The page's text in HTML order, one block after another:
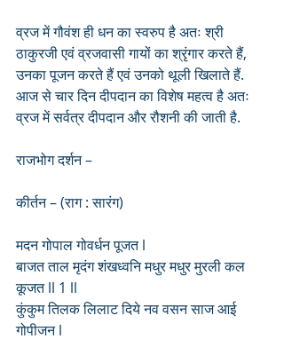
व्रज में गौवंश ही धन का स्वरुप है अतः श्री
ठाकुरजी एवं व्रजवासी गायों का श्रृंगार करते हैं,
उनका पूजन करते हैं एवं उनको थूली खिलाते हैं.
आज से चार दिन दीपदान का विशेष महत्व है अतः
व्रज में सर्वत्र दीपदान और रौशनी की जाती है.
राजभोग दर्शन –
कीर्तन – (राग : सारंग)
मदन गोपाल गोवर्धन पूजत l
बाजत ताल मृदंग शंखध्वनि मधुर मधुर मुरली कल
कूजत ll 1 ll
कुंकुम तिलक लिलाट दिये नव वसन साज आई
गोपीजन l